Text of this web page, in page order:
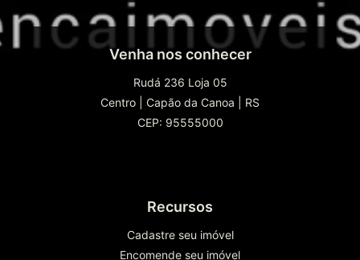
Venha nos conhecer
Rudá 236 Loja 05
Centro
Capão da Canoa
RS
CEP: 95555000
Recursos
Cadastre seu imóvel
Encomende seu imóvel